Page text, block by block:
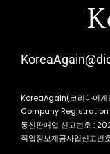
KoreaAgain(코리아어
Company
통신판매업 신고번호 :
직업정보제공사업신고번